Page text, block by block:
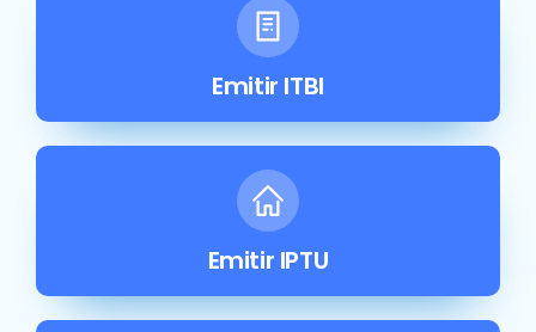
Emitir ITBI
Emitir IPTU